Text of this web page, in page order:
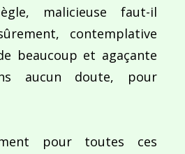
malicieuse faut-il
contemplative
beaucoup et agaçante
aucun doute, pour
pour toutes ces